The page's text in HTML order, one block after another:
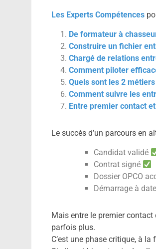
Les Experts Compétences
De formateur à
Construire un fichier
Chargé de relations
Comment piloter
Quels sont les 2
Comment suivre les
Entre premier contact
Le succès d’un parcours en
Candidat validé
Contrat signé
Dossier OPCO
Démarrage à
Mais entre le premier contact
parfois plus.
C’est une phase critique, à